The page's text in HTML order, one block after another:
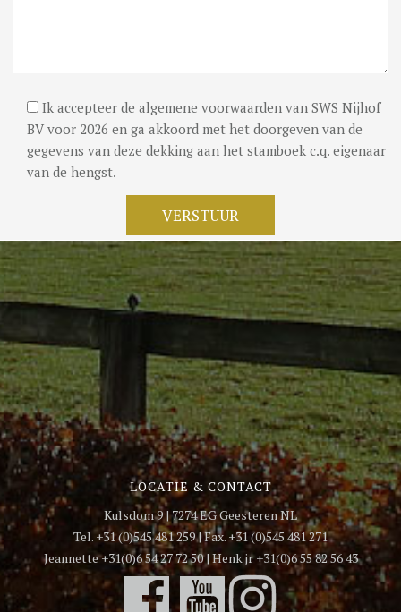
Ik accepteer de algemene voorwaarden van SWS Nijhof
BV voor 2026 en ga akkoord met het doorgeven van de
gegevens van deze dekking aan het stamboek c.q. eigenaar
van de hengst.
LOCATIE & CONTACT
Kulsdom 9 | 7274 EG Geesteren NL
Tel. +31 (0)545 481 259 | Fax. +31 (0)545 481 271
Jeannette +31(0)6 54 27 72 50 | Henk jr +31(0)6 55 82 56 43